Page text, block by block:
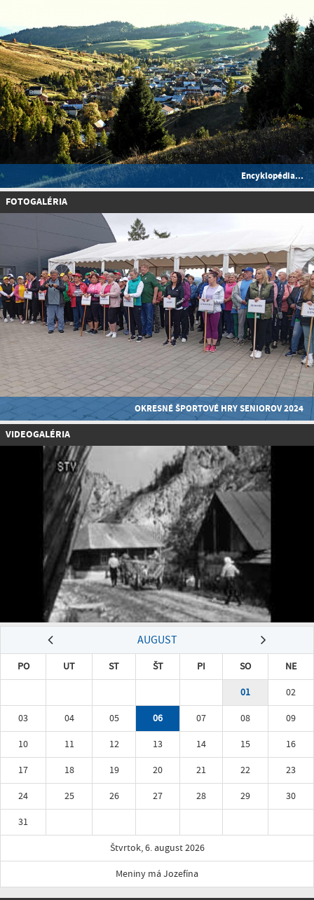
Encyklopédia...
FOTOGALÉRIA
OKRESNÉ ŠPORTOVÉ HRY SENIOROV 2024
VIDEOGALÉRIA
AUGUST
PO UT ST ŠT PI SO
NE
01
02
03
04 05 06 07 08
09
10
11 12 13 14 15
16
17
18 19 20 21 22
23
24
25 26 27 28 29
30
31
Štvrtok, 6. august 2026
Meniny má Jozefína